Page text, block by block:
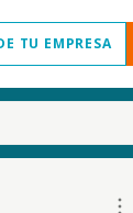
TU EMPRESA